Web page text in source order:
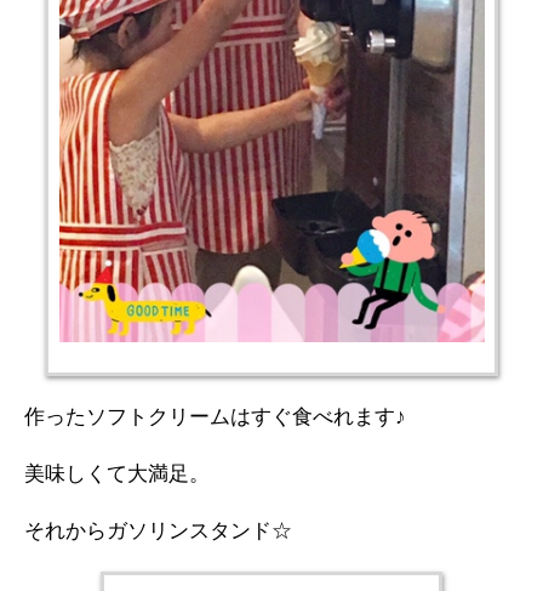
作ったソフトクリームはすぐ食べれます♪
美味しくて大満足。
それからガソリンスタンド☆